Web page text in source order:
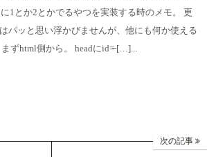
1とか2とかでるやつを実装する時のメモ。 更
パッと思い浮かびませんが、他にも何か使える
ずhtml側から。 headにid=̶ […]...
次の記事